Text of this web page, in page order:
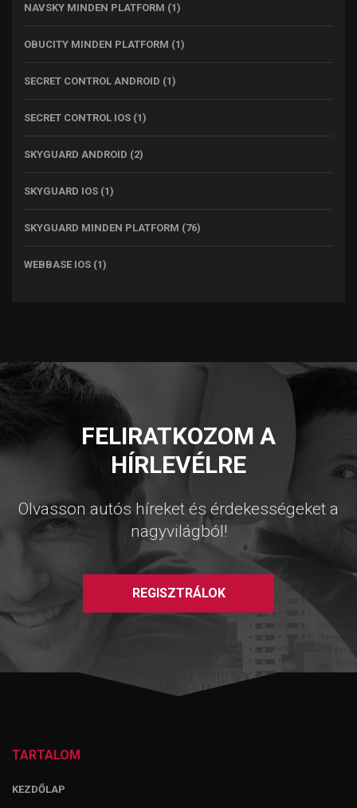
NAVSKY MINDEN PLATFORM (1)
OBUCITY MINDEN PLATFORM (1)
SECRET CONTROL ANDROID (1)
SECRET CONTROL IOS (1)
SKYGUARD ANDROID (2)
SKYGUARD IOS (1)
SKYGUARD MINDEN PLATFORM (76)
WEBBASE IOS (1)
FELIRATKOZOM A
HÍRLEVÉLRE
Olvasson autós híreket és érdekességeket a
nagyvilágból!
REGISZTRÁLOK
TARTALOM
KEZDŐLAP